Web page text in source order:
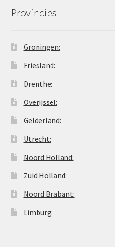
Provincies
Groningen:
Friesland:
Drenthe:
Overijssel:
Gelderland:
Utrecht:
Noord Holland:
Zuid Holland:
Noord Brabant:
Limburg: